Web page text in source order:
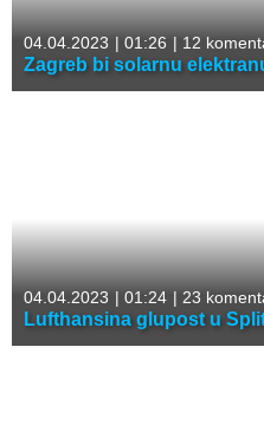
04.04.2023 | 01:26 | 12
Zagreb bi solarnu
04.04.2023 | 01:24 | 23
Lufthansina glupost u